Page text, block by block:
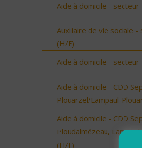
Aide à domicile - secteur
Auxiliaire de vie sociale -
(H/F)
Aide à domicile - secteur
Aide à domicile - CDD
Plouarzel/Lampaul-
Aide à domicile - CDD
Ploudalmézeau,
(H/F)